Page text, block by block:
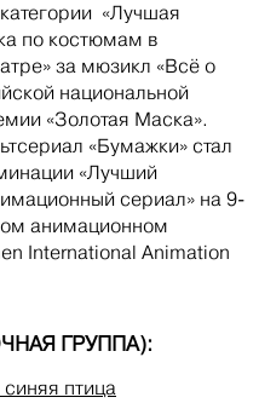
«Лучшая
по костюмам в
за мюзикл «Всё о
национальной
«Золотая Маска».
«Бумажки» стал
«Лучший
сериал» на 9-
анимационном
International Animation
ГРУППА):
птица